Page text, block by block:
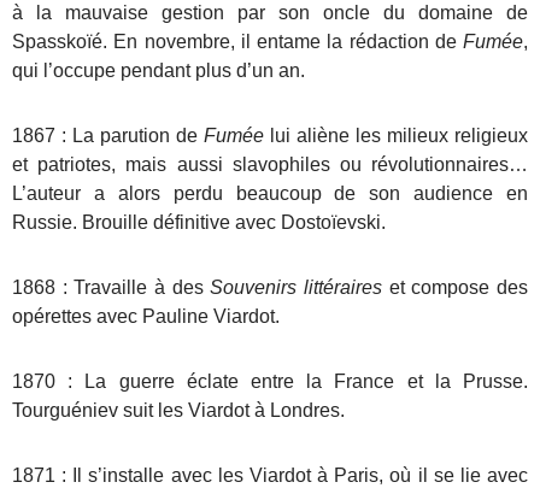
à la mauvaise gestion par son oncle du domaine de
Spasskoïé. En novembre, il entame la rédaction de Fumée,
qui l’occupe pendant plus d’un an.
1867 : La parution de Fumée lui aliène les milieux religieux
et patriotes, mais aussi slavophiles ou révolutionnaires…
L’auteur a alors perdu beaucoup de son audience en
Russie. Brouille définitive avec Dostoïevski.
1868 : Travaille à desSouvenirs littéraires et compose des
opérettes avec Pauline Viardot.
1870 : La guerre éclate entre la France et la Prusse.
Tourguéniev suit les Viardot à Londres.
1871 : Il s’installe avec les Viardot à Paris, où il se lie avec